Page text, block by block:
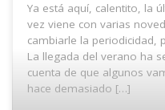
Ya está aquí, calentito, la
vez viene con varias
cambiarle la periodicidad,
La llegada del verano ha
cuenta de que algunos
hace demasiado […]